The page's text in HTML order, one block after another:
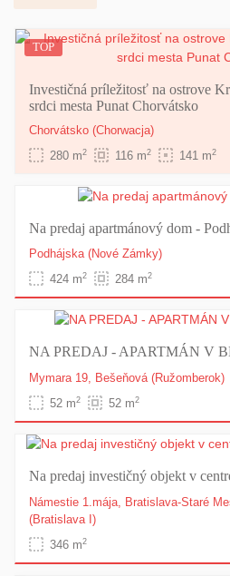
TOP
Investičná príležitosť na ostrove
srdci mesta Punat Chorvátsko
Chorvátsko (Chorwacja)
280 m2 116 m2 141 m2
Na predaj apartmánový dom -
Podhájska (Nové Zámky)
424 m2 284 m2
NA PREDAJ - APARTMÁN V
Mymara 19, Bešeňová (Ružomberok)
52 m2 52 m2
Na predaj investičný objekt v
Námestie 1.mája, Bratislava-Staré
(Bratislava I)
346 m2